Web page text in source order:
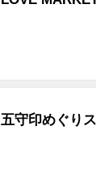
五守印めぐり